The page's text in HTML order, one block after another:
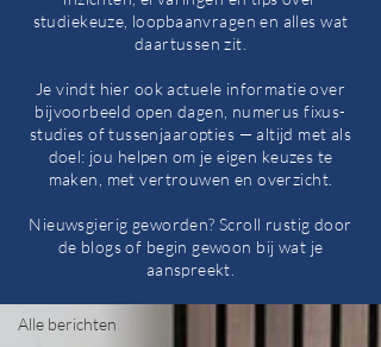
Blog
Alle berichten
studiekeuze, loopbaanvragen en alles wat
daartussen zit.
Je vindt hier ook actuele informatie over
bijvoorbeeld open dagen, numerus fixus-
studies of tussenjaaropties — altijd met als
doel: jou helpen om je eigen keuzes te
maken, met vertrouwen en overzicht.
Nieuwsgierig geworden? Scroll rustig door
de blogs of begin gewoon bij wat je
aanspreekt.